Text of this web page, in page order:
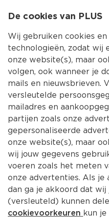
De cookies van PLUS
Wij gebruiken cookies
technologieën, zodat wij
onze website(s), maar
volgen, ook wanneer je
mails en nieuwsbrieven.
versleutelde
mailadres en
partijen zoals onze
gepersonaliseerde
onze website(s), maar
wij jouw gegevens
voeren zoals het meten
onze advertenties. Als je
dan ga je akkoord dat wij
(versleuteld) kunnen
cookievoorkeuren kun